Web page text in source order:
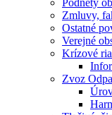
Podnety
Zmluvy,
Ostatné
Verejné
Krízové
Zvoz